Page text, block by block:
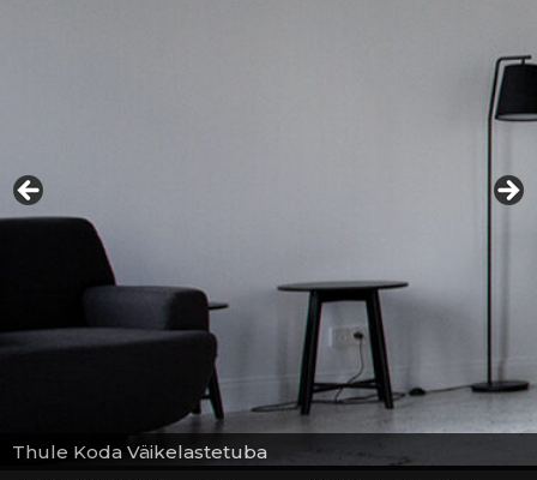
Thule Koda Väikelastetuba